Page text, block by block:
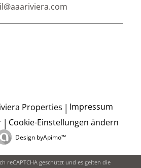
Properties
Impressum
Cookie-Einstellungen ändern
Design byApimo™
reCAPTCHA geschützt und es gelten die